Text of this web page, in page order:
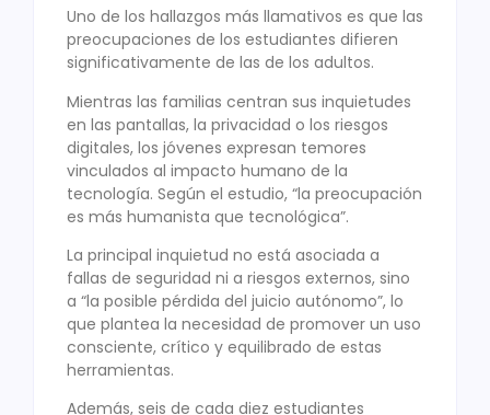
Uno de los hallazgos más llamativos es que las
preocupaciones de los estudiantes difieren
significativamente de las de los adultos.
Mientras las familias centran sus inquietudes
en las pantallas, la privacidad o los riesgos
digitales, los jóvenes expresan temores
vinculados al impacto humano de la
tecnología. Según el estudio, “la preocupación
es más humanista que tecnológica”.
La principal inquietud no está asociada a
fallas de seguridad ni a riesgos externos, sino
a “la posible pérdida del juicio autónomo”, lo
que plantea la necesidad de promover un uso
consciente, crítico y equilibrado de estas
herramientas.
Además, seis de cada diez estudiantes